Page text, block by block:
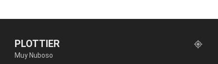
PLOTTIER
Muy Nuboso